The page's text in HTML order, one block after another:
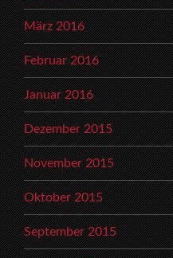
März 2016
Februar 2016
Januar 2016
Dezember 2015
November 2015
Oktober 2015
September 2015